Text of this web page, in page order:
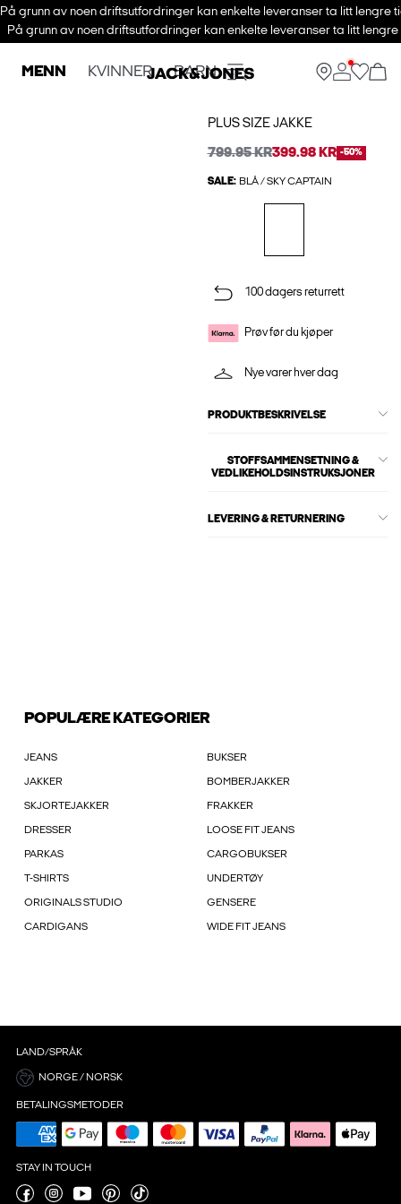
På grunn av noen driftsutfordringer kan enkelte leveranser ta litt lengre
På grunn av noen driftsutfordringer kan enkelte leveranser ta litt
MENN KVINNER BARN
PLUS SIZE JAKKE
799.95 KR399.98 KR -50%
SALE: BLÅ / SKY CAPTAIN
100 dagers returrett
Prøv før du kjøper
Nye varer hver dag
PRODUKTBESKRIVELSE
STOFFSAMMENSETNING &
VEDLIKEHOLDSINSTRUKSJONER
LEVERING & RETURNERING
POPULÆRE KATEGORIER
JEANS BUKSER
JAKKER BOMBERJAKKER
SKJORTEJAKKER FRAKKER
DRESSER LOOSE FIT JEANS
PARKAS CARGOBUKSER
T-SHIRTS UNDERTØY
ORIGINALS STUDIO GENSERE
CARDIGANS WIDE FIT JEANS
LAND/SPRÅK
NORGE / NORSK
BETALINGSMETODER
STAY IN TOUCH